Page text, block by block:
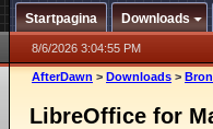
Startpagina Downloads
8/6/2026 3:04:55 PM
AfterDawn > Downloads >
LibreOffice for